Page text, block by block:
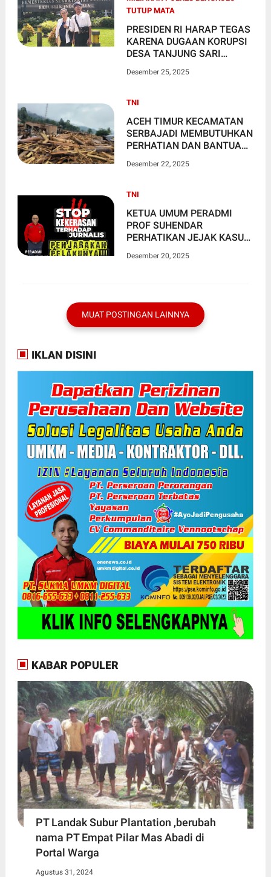
TUTUP MATA
PRESIDEN RI HARAP TEGAS
KARENA DUGAAN KORUPSI
DESA TANJUNG SARI
POLRES BENGKULU TUTUP
Desember 25, 2025
TNI
ACEH TIMUR KECAMATAN
SERBAJADI MEMBUTUHKAN
PERHATIAN DAN BANTUAN
Desember 22, 2025
TNI
KETUA UMUM PERADMI
PROF SUHENDAR
PERHATIKAN JEJAK KASUS
WARTAWAN INDONESIA
Desember 20, 2025
MUAT POSTINGAN LAINNYA
IKLAN DISINI
KABAR POPULER
PT Landak Subur Plantation ,berubah
nama PT Empat Pilar Mas Abadi di
Portal Warga
Agustus 31, 2024